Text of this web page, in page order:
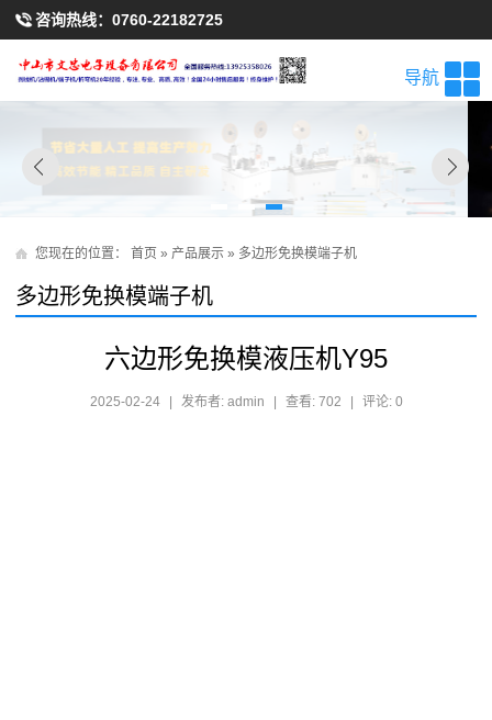
咨询热线： 0760-22182725
导航
您现在的位置： 首页 » 产品展示 » 多边形免换模端子机
多边形免换模端子机
六边形免换模液压机Y95
2025-02-24 | 发布者: admin | 查看: 702 | 评论: 0